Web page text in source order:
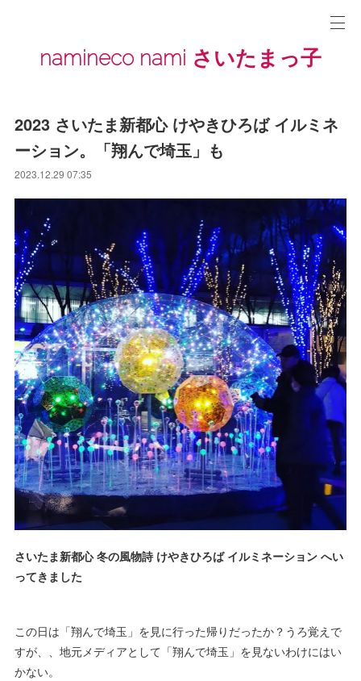
namineco nami さいたまっ子
2023 さいたま新都心 けやきひろば イルミネ
ーション。「翔んで埼玉」も
2023.12.29 07:35
さいたま新都心 冬の風物詩 けやきひろば イルミネーション へい
ってきました
この日は「翔んで埼玉」を見に行った帰りだったか？うろ覚えで
すが、、地元メディアとして「翔んで埼玉」を見ないわけにはい
かない。